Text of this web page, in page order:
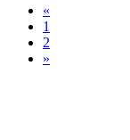
«
1
2
»